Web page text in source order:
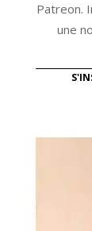
Patreon.
une